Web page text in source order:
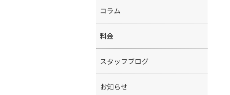
コラム
料金
スタッフブログ
お知らせ